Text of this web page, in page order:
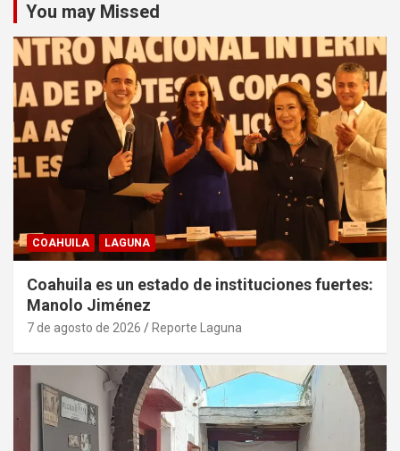
You may Missed
COAHUILA LAGUNA
Coahuila es un estado de instituciones fuertes:
Manolo Jiménez
7 de agosto de 2026 Reporte Laguna